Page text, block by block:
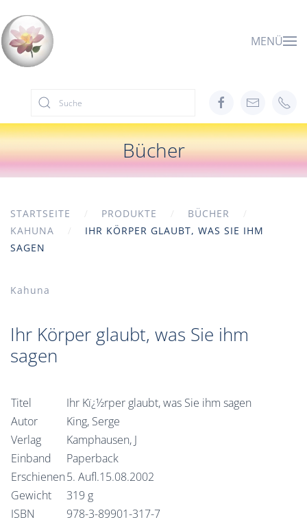
Zum Hauptinhalt springen
MENÜ
Bücher
STARTSEITE PRODUKTE
BÜCHER
KAHUNA
IHR KÖRPER GLAUBT, WAS SIE IHM
SAGEN
Kahuna
Ihr Körper glaubt, was Sie ihm
sagen
Titel
Ihr Kï¿½rper glaubt, was Sie ihm sagen
Autor
King, Serge
Verlag
Kamphausen, J
Einband
Paperback
Erschienen5. Aufl.15.08.2002
Gewicht
319 g
ISBN
978-3-89901-317-7